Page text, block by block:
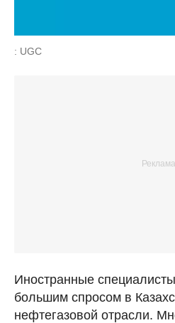
: UGC
Иностранные
большим спросом в
нефтегазовой отрасли.